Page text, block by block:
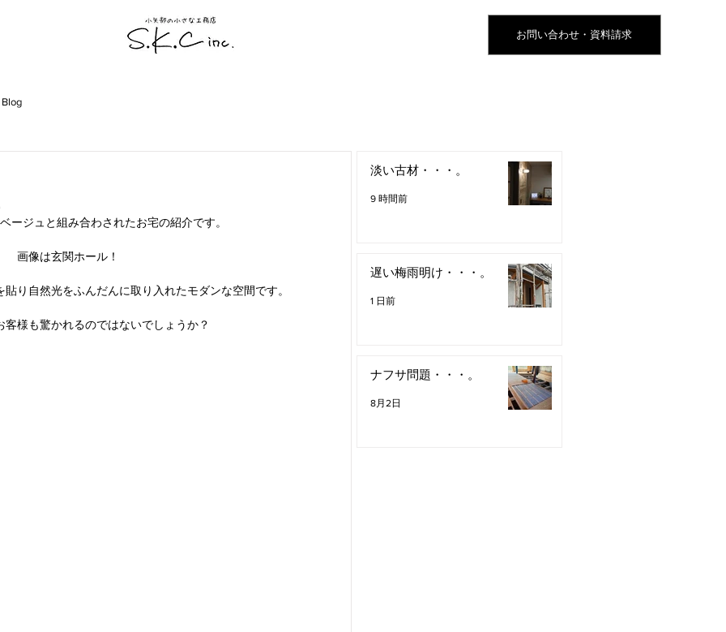
お問い合わせ・資料請求
ージュと組み合わされたお宅の紹介です。
画像は玄関ホール！
り自然光をふんだんに取り入れたモダンな空間です。
客様も驚かれるのではないでしょうか？
淡い古材・・・。
9 時間前
遅い梅雨明け・・・。
1 日前
ナフサ問題・・・。
8月2日